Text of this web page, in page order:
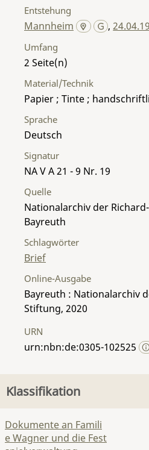
Entstehung
Mannheim ,
Umfang
2
Material/Technik
Papier ; Tinte ;
Sprache
Deutsch
Signatur
NA V A 21 - 9 Nr. 19
Quelle
Nationalarchiv der
Bayreuth
Schlagwörter
Brief
Online-Ausgabe
Bayreuth : Nationalarchiv
Stiftung, 2020
URN
urn:nbn:de:0305-102525
Klassifikation
Dokumente an Famili
e Wagner und die Fest